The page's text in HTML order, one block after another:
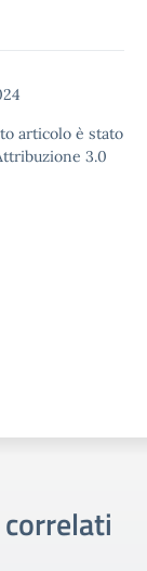
articolo è stato
3.0